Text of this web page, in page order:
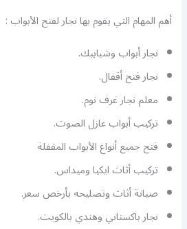
أهم المهام التي يقوم بها نجار لفتح الأبواب :
نجار أبواب وشبابيك.
نجار فتح أقفال.
معلم نجار غرف نوم.
تركيب أبواب عازل الصوت.
فتح جميع أنواع الأبواب المقفلة
تركيب أثاث ايكيا وميداس.
صيانة أثاث وتصليحه بأرخص سعر.
نجار باكستاني وهندي بالكويت.